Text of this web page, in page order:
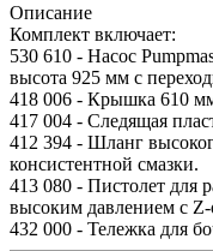
Описание
Комплект включает:
530 610 - Насос
высота 925 мм с
418 006 - Крышка 610
417 004 - Следящая
412 394 - Шланг
консистентной смазки.
413 080 - Пистолет для
высоким давлением с
432 000 - Тележка для